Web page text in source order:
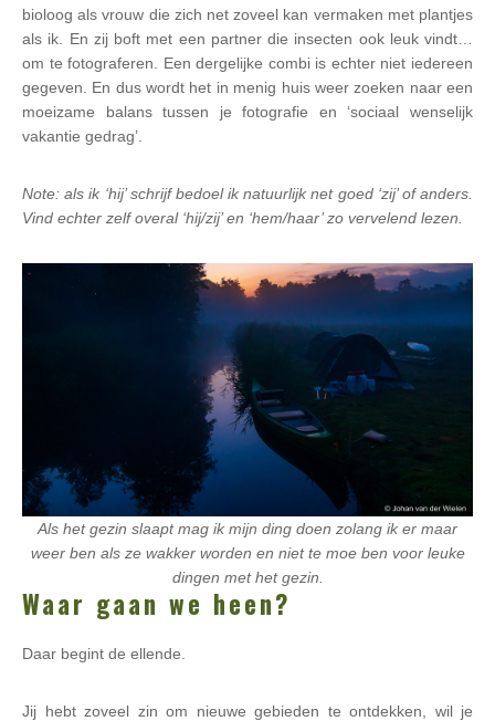
bioloog als vrouw die zich net zoveel kan vermaken met plantjes
als ik. En zij boft met een partner die insecten ook leuk vindt…
om te fotograferen. Een dergelijke combi is echter niet iedereen
gegeven. En dus wordt het in menig huis weer zoeken naar een
moeizame balans tussen je fotografie en ‘sociaal wenselijk
vakantie gedrag’.
Note: als ik ‘hij’ schrijf bedoel ik natuurlijk net goed ‘zij’ of anders.
Vind echter zelf overal ‘hij/zij’ en ‘hem/haar’ zo vervelend lezen.
Als het gezin slaapt mag ik mijn ding doen zolang ik er maar
weer ben als ze wakker worden en niet te moe ben voor leuke
dingen met het gezin.
Waar gaan we heen?
Daar begint de ellende.
Jij hebt zoveel zin om nieuwe gebieden te ontdekken, wil je